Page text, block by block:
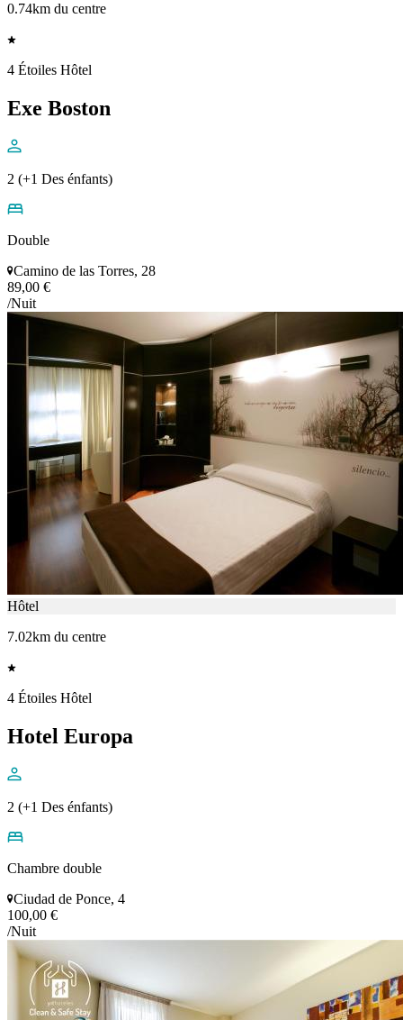
0.74km du centre
4 Étoiles Hôtel
Exe Boston
2 (+1 Des énfants)
Double
Camino de las Torres, 28
89,00 €
/Nuit
Hôtel
7.02km du centre
4 Étoiles Hôtel
Hotel Europa
2 (+1 Des énfants)
Chambre double
Ciudad de Ponce, 4
100,00 €
/Nuit